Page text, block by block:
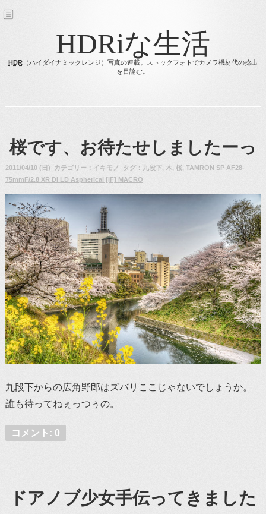
HDRiな生活
HDR（ハイダイナミックレンジ）写真の連載。ストックフォトでカメラ機材代の捻出
を目論む。
桜です、お待たせしましたーっ
2011/04/10 (日) カテゴリー： イキモノ タグ： 九段下, 木, 桜, TAMRON SP AF28-
75mmF/2.8 XR Di LD Aspherical [IF] MACRO
九段下からの広角野郎はズバリここじゃないでしょうか。
誰も待ってねぇっつぅの。
コメント: 0
ドアノブ少女手伝ってきました